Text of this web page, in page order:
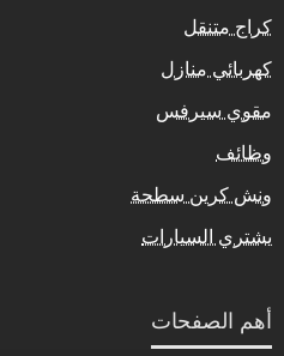
كراج متنقل
كهربائي منازل
مقوي سيرفس
وظائف
ونش كرين سطحة
يشتري السيارات
أهم الصفحات